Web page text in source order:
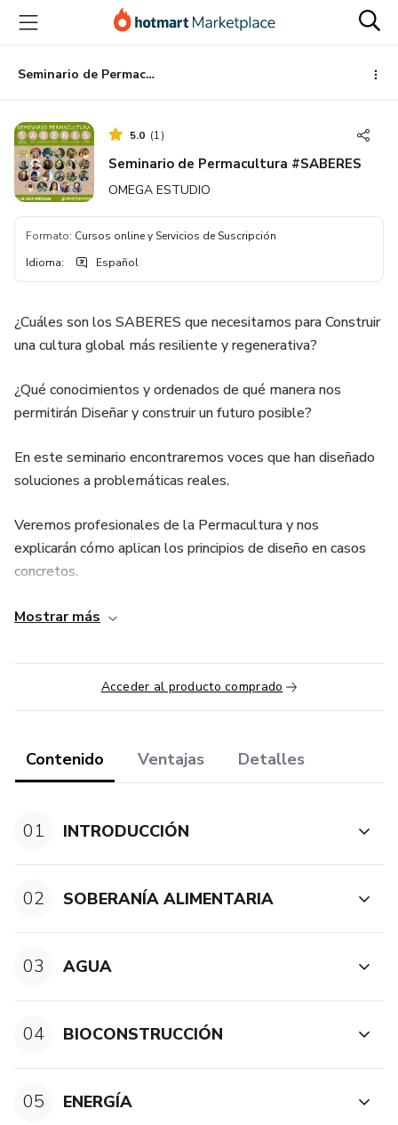
principal
página
de
página
Seminario de Permacultura #SABERES
5.0 (1)
Seminario de Permacultura #SABERES
OMEGA ESTUDIO
Formato: Cursos online y Servicios de Suscripción
Idioma: Español
¿Cuáles son los SABERES que necesitamos para Construir
una cultura global más resiliente y regenerativa?
¿Qué conocimientos y ordenados de qué manera nos
permitirán Diseñar y construir un futuro posible?
En este seminario encontraremos voces que han diseñado
soluciones a problemáticas reales.
Veremos profesionales de la Permacultura y nos
explicarán cómo aplican los principios de diseño en casos
concretos.
Soluciones Basadas en la Naturaleza
Diseños basados en la Permacultura.
Mostrar más
Acceder al producto comprado
Contenido Ventajas Detalles
01 INTRODUCCIÓN
02 SOBERANÍA ALIMENTARIA
03 AGUA
04 BIOCONSTRUCCIÓN
05 ENERGÍA